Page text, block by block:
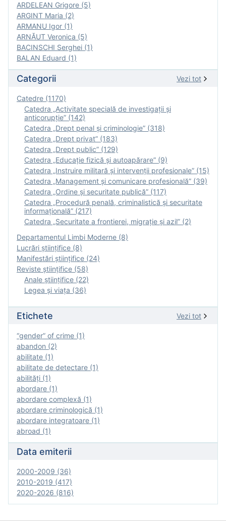
ARDELEAN Grigore (5)
ARGINT Maria (2)
ARMANU Igor (1)
ARNĂUT Veronica (5)
BACINSCHI Serghei (1)
BALAN Eduard (1)
Categorii Vezi tot
Catedre (1170)
Catedra „Activitate specială de investigaţii şi
anticorupție” (142)
Catedra „Drept penal și criminologie” (318)
Catedra „Drept privat” (183)
Catedra „Drept public” (129)
Catedra „Educație fizică şi autoapărare” (9)
Catedra „Instruire militară şi intervenţii profesionale” (15)
Catedra „Management și comunicare profesională” (39)
Catedra „Ordine și securitate publică” (117)
Catedra „Procedură penală, criminalistică și securitate
informațională” (217)
Catedra „Securitate a frontierei, migrație și azil” (2)
Departamentul Limbi Moderne (8)
Lucrări științifice (8)
Manifestări ştiinţifice (24)
Reviste ştiinţifice (58)
Anale ştiinţifice (22)
Legea şi viaţa (36)
Etichete Vezi tot
“gender” of crime (1)
abandon (2)
abilitate (1)
abilitate de detectare (1)
abilităţi (1)
abordare (1)
abordare complexă (1)
abordare criminologică (1)
abordare integratoare (1)
abroad (1)
Data emiterii
2000-2009 (36)
2010-2019 (417)
2020-2026 (816)